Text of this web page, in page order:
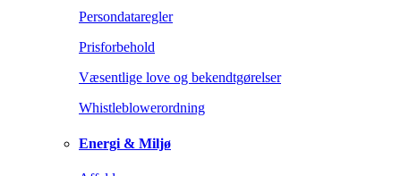
Persondataregler
Prisforbehold
Væsentlige love og bekendtgørelser
Whistleblowerordning
Energi & Miljø